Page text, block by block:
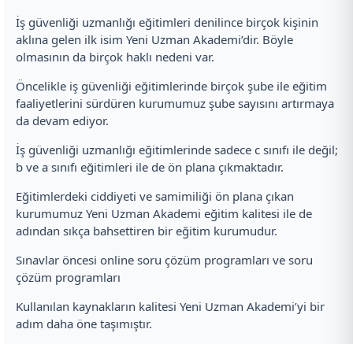
İş güvenliği uzmanlığı eğitimleri denilince birçok kişinin
aklına gelen ilk isim Yeni Uzman Akademi’dir. Böyle
olmasının da birçok haklı nedeni var.
Öncelikle iş güvenliği eğitimlerinde birçok şube ile eğitim
faaliyetlerini sürdüren kurumumuz şube sayısını artırmaya
da devam ediyor.
İş güvenliği uzmanlığı eğitimlerinde sadece c sınıfı ile değil;
b ve a sınıfı eğitimleri ile de ön plana çıkmaktadır.
Eğitimlerdeki ciddiyeti ve samimiliği ön plana çıkan
kurumumuz Yeni Uzman Akademi eğitim kalitesi ile de
adından sıkça bahsettiren bir eğitim kurumudur.
Sınavlar öncesi online soru çözüm programları ve soru
çözüm programları
Kullanılan kaynakların kalitesi Yeni Uzman Akademi’yi bir
adım daha öne taşımıştır.